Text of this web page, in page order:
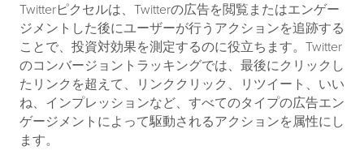
Twitterピクセルは、Twitterの広告を閲覧またはエンゲー
ジメントした後にユーザーが行うアクションを追跡する
ことで、投資対効果を測定するのに役立ちます。Twitter
のコンバージョントラッキングでは、最後にクリックし
たリンクを超えて、リンククリック、リツイート、いい
ね、インプレッションなど、すべてのタイプの広告エン
ゲージメントによって駆動されるアクションを属性にし
ます。